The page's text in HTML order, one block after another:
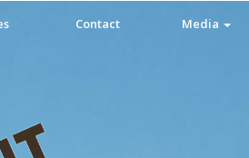
Contact Media